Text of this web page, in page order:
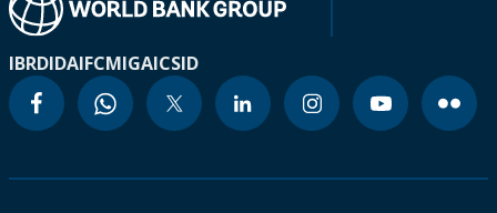
IBRDIDAIFCMIGAICSID